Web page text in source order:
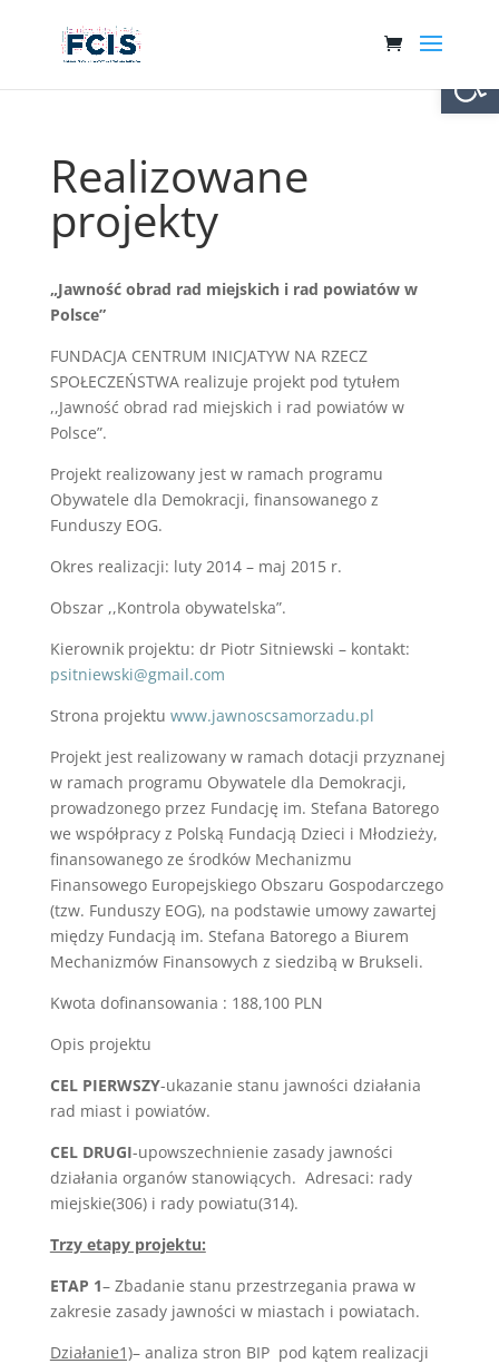
Realizowane
projekty
„Jawność obrad rad miejskich i rad powiatów w
Polsce”
FUNDACJA CENTRUM INICJATYW NA RZECZ
SPOŁECZEŃSTWA realizuje projekt pod tytułem
,,Jawność obrad rad miejskich i rad powiatów w
Polsce”.
Projekt realizowany jest w ramach programu
Obywatele dla Demokracji, finansowanego z
Funduszy EOG.
Okres realizacji: luty 2014 – maj 2015 r.
Obszar ,,Kontrola obywatelska”.
Kierownik projektu: dr Piotr Sitniewski – kontakt:
psitniewski@gmail.com
Strona projektu www.jawnoscsamorzadu.pl
Projekt jest realizowany w ramach dotacji przyznanej
w ramach programu Obywatele dla Demokracji,
prowadzonego przez Fundację im. Stefana Batorego
we współpracy z Polską Fundacją Dzieci i Młodzieży,
finansowanego ze środków Mechanizmu
Finansowego Europejskiego Obszaru Gospodarczego
(tzw. Funduszy EOG), na podstawie umowy zawartej
między Fundacją im. Stefana Batorego a Biurem
Mechanizmów Finansowych z siedzibą w Brukseli.
Kwota dofinansowania : 188,100 PLN
Opis projektu
CEL PIERWSZY-ukazanie stanu jawności działania
rad miast i powiatów.
CEL DRUGI-upowszechnienie zasady jawności
działania organów stanowiących. Adresaci: rady
miejskie(306) i rady powiatu(314).
Trzy etapy projektu:
ETAP 1– Zbadanie stanu przestrzegania prawa w
zakresie zasady jawności w miastach i powiatach.
Działanie1)– analiza stron BIP pod kątem realizacji